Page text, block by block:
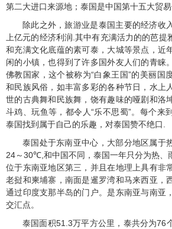
第二大进口来源地；泰国是中国第十五大贸易
除此之外，旅游业是泰国主要的经济收
上亿元的经济利润.其中有充满活力的的芭提
和充满文化底蕴的素可泰，大城等景点，近
闲的小镇，也得到了许多国外友人们的青睐
佛教国家，这个被称为“白象王国”的美丽国
和民族风俗，如丰富多彩的各种节日，水上
世的古典舞和民族舞，饶有趣味的哑剧和洛
斗鸡、玩鱼等，都令人“乐不思蜀”。每个来
泰国找到属于自己的乐趣，对泰国赞不绝口.
泰国处于东南亚中心，大部分地区属于
24～30℃,和中国不同，泰国一年只分为热、
位于东南亚地区第三，并且在地理上具有非
老挝和柬埔寨，南面是暹罗湾和马来西亚，
通过印度支那半岛的门户。是东南亚与南亚
交汇点。
泰国面积51.3万平方公里，泰共分为76